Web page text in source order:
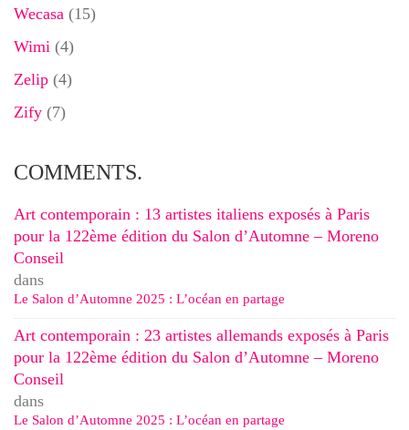
Wecasa (15)
Wimi (4)
Zelip (4)
Zify (7)
COMMENTS.
Art contemporain : 13 artistes italiens exposés à Paris
pour la 122ème édition du Salon d’Automne – Moreno
Conseil
dans
Le Salon d’Automne 2025 : L’océan en partage
Art contemporain : 23 artistes allemands exposés à Paris
pour la 122ème édition du Salon d’Automne – Moreno
Conseil
dans
Le Salon d’Automne 2025 : L’océan en partage